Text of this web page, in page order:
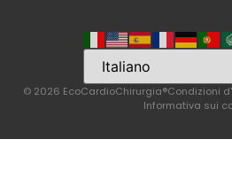
© 2026 EcoCardioChirurgia®Condizioni
Informativa sui